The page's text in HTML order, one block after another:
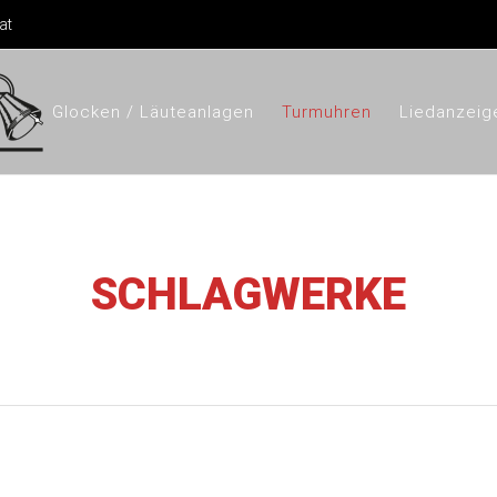
Glocken / Läuteanlagen Turmuhren
SCHLAGWERKE